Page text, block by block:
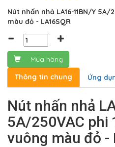
Nút nhấn nhả LA16-11BN/Y
màu đỏ - LA16SQR
Mua hàng
Thông tin chung
Ứng
Nút nhấn nhả
5A/250VAC phi
vuông màu đỏ -